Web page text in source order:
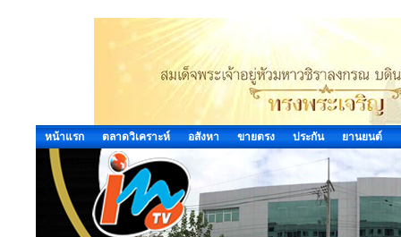
หน้าแรก ตลาดวิเคราะห์ อสังหา ขายตรง ประกัน ยานยนต์